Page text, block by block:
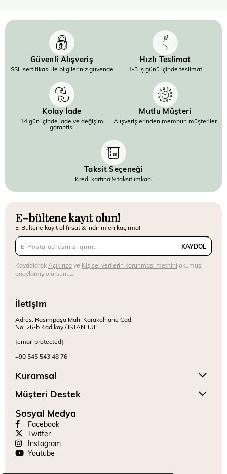
Güvenli Alışveriş
SSL sertifikası ile bilgileriniz güvende
Hızlı Teslimat
1-3 iş günü içinde teslimat
Kolay İade
14 gün içinde iade ve değişim
garantisi
Mutlu Müşteri
Alışverişlerinden memnun müşteriler
Taksit Seçeneği
Kredi kartına 9 taksit imkanı
E-bültene kayıt olun!
E-Bültene kayıt ol fırsat & indirimleri kaçırma!
KAYDOL
Kaydolarak Açık rızave Kişisel verilerin korunması metnini okumuş,
onaylamış olursunuz.
İletişim
Adres: Rasimpaşa Mah. Karakolhane Cad.
No: 26-b Kadıköy / İSTANBUL
[email protected]
+90 545 543 48 76
Kuramsal
Müşteri Destek
Sosyal Medya
Facebook
Twitter
Instagram
Youtube